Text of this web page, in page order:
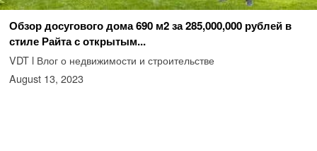
Обзор досугового дома 690 м2 за 285,000,000 рублей в
стиле Райта с открытым...
VDT l Влог о недвижимости и строительстве
August 13, 2023